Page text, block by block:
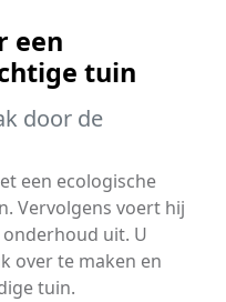
een
tuin
door de
een ecologische
Vervolgens voert hij
uit. U
over te maken en
tuin.